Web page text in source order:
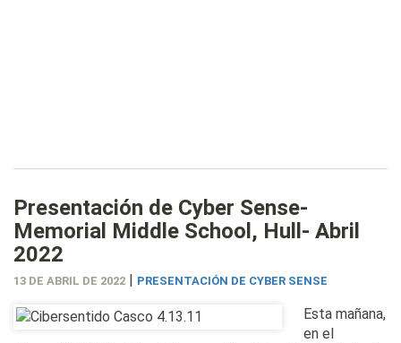
Presentación de Cyber Sense-
Memorial Middle School, Hull- Abril
2022
13 DE ABRIL DE 2022 | PRESENTACIÓN DE CYBER SENSE
Esta mañana,
en el